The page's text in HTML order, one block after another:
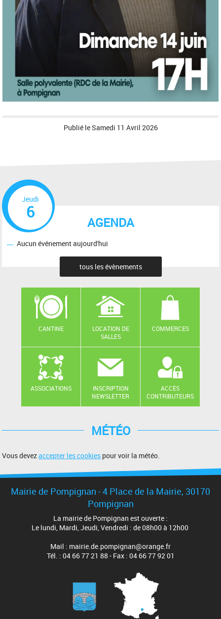
Publié leSamedi 11 Avril 2026
AGENDA
Jeudi
6
Aucun événement aujourd'hui
tous les évènements
CANTINE
LOCATION DE
SALLES
COMMERCES
ASSOCIATIONS
INSCRIPTION
NEWSLETTER
ACCÈS
CONTRIBUTEURS
MÉTÉO
Vous devezaccepter les cookies pour voir la météo.
Mairie de Pompignan - 4 Place de la Mairie, 30170
Pompignan
La mairie de Pompignan est ouverte :
Le lundi, Mardi, Jeudi, Vendredi : de 08h00 à 12h00
Mail : mairie.de.pompignan@orange.fr
Tél. : 04 66 77 21 88 - Fax : 04 66 77 92 01